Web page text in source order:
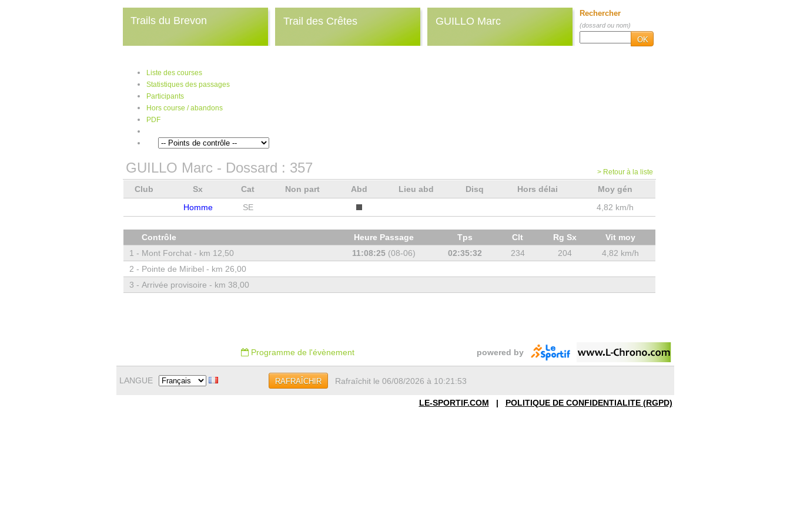
Trails du Brevon Trail des Crêtes GUILLO Marc
Rechercher
(dossard ou nom)
OK
Liste des courses
Statistiques des passages
Participants
Hors course / abandons
PDF
GUILLO Marc - Dossard : 357 > Retour à la liste
Club Sx Cat Non part Abd Lieu abd Disq Hors délai
Moy gén
Homme
SE 4,82 km/h
Contrôle Heure Passage Tps Clt Rg Sx
Vit moy
1 - Mont Forchat - km 12,50 11:08:25 (08-06) 02:35:32 234 204
4,82 km/h
2 - Pointe de Miribel - km 26,00
3 - Arrivée provisoire - km 38,00
Programme de l'évènement powered by
LANGUE RAFRAÎCHIR Rafraîchit le 06/08/2026 à 10:21:53
LE-SPORTIF.COM | POLITIQUE DE CONFIDENTIALITE (RGPD)